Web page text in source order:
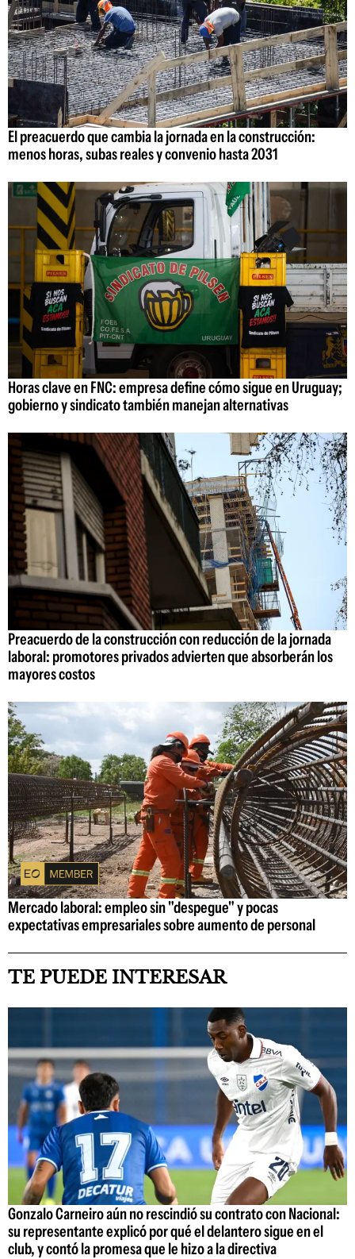
El preacuerdo que cambia la jornada en la construcción:
menos horas, subas reales y convenio hasta 2031
Horas clave en FNC: empresa define cómo sigue en Uruguay;
gobierno y sindicato también manejan alternativas
Preacuerdo de la construcción con reducción de la jornada
laboral: promotores privados advierten que absorberán los
mayores costos
Mercado laboral: empleo sin "despegue" y pocas
expectativas empresariales sobre aumento de personal
TE PUEDE INTERESAR
Gonzalo Carneiro aún no rescindió su contrato con Nacional:
su representante explicó por qué el delantero sigue en el
club, y contó la promesa que le hizo a la directiva